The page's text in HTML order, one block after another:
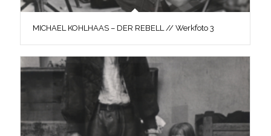
MICHAEL KOHLHAAS – DER REBELL // Werkfoto 3